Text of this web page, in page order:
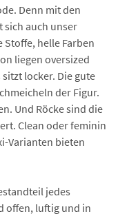
Denn mit den
auch unser
helle Farben
liegen oversized
locker. Die gute
der Figur.
Und Röcke sind die
Clean oder feminin
Varianten bieten
jedes
offen, luftig und in